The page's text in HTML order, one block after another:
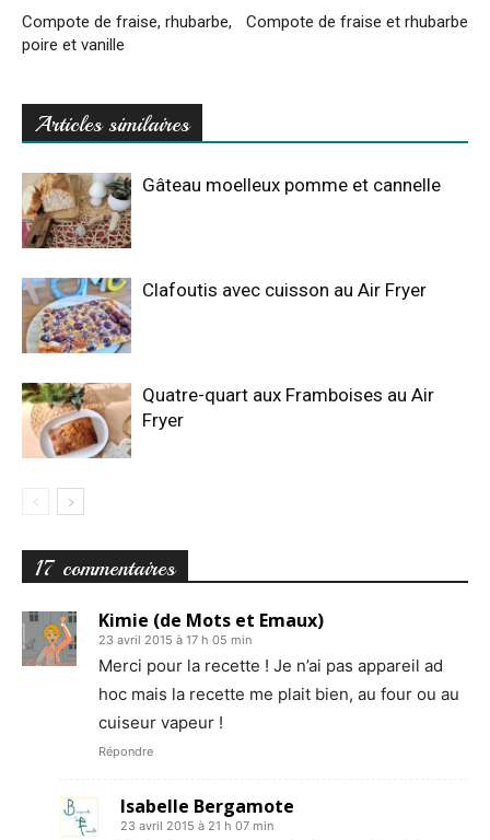
Compote de fraise, rhubarbe,
poire et vanille
Compote de fraise et rhubarbe
Articles similaires
Gâteau moelleux pomme et cannelle
Clafoutis avec cuisson au Air Fryer
Quatre-quart aux Framboises au Air
Fryer
17 commentaires
Kimie (de Mots et Emaux)
23 avril 2015 à 17 h 05 min
Merci pour la recette ! Je n’ai pas appareil ad
hoc mais la recette me plait bien, au four ou au
cuiseur vapeur !
Répondre
Isabelle Bergamote
23 avril 2015 à 21 h 07 min